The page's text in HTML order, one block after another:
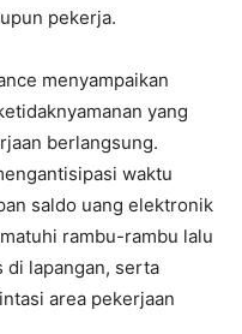
pekerja.
menyampaikan
yang
berlangsung.
waktu
saldo uang elektronik
rambu-rambu lalu
di lapangan, serta
area pekerjaan